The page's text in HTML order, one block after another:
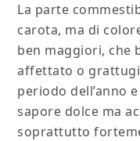
La parte
carota, ma di
ben maggiori, che
affettato o
periodo dell’anno
sapore dolce ma
soprattutto